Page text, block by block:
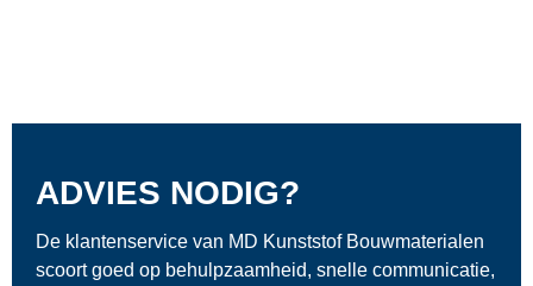
ADVIES NODIG?
De klantenservice van MD Kunststof Bouwmaterialen
scoort goed op behulpzaamheid, snelle communicatie,